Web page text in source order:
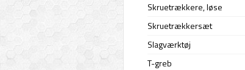
Skruetrækkere, løse
Skruetrækkersæt
Slagværktøj
T-greb